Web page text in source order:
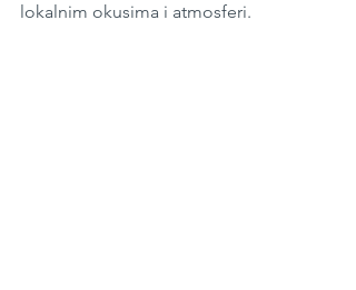
lokalnim okusima i atmosferi.